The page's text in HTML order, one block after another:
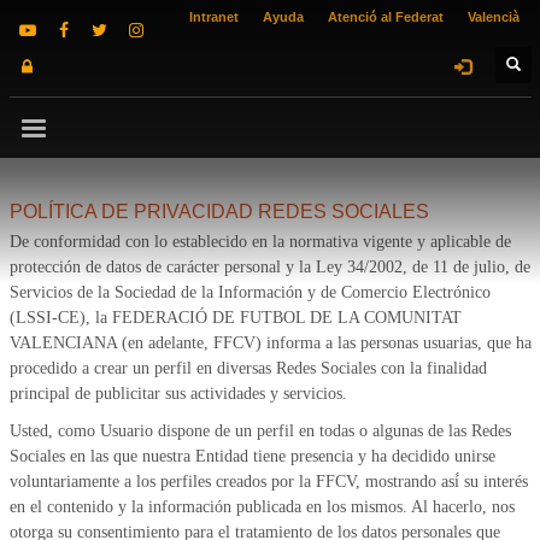
Intranet Ayuda Atenció al Federat Valencià
POLÍTICA DE PRIVACIDAD REDES SOCIALES
De conformidad con lo establecido en la normativa vigente y aplicable de
protección de datos de carácter personal y la Ley 34/2002, de 11 de julio, de
Servicios de la Sociedad de la Información y de Comercio Electrónico
(LSSI-CE), la FEDERACIÓ DE FUTBOL DE LA COMUNITAT
VALENCIANA (en adelante, FFCV) informa a las personas usuarias, que ha
procedido a crear un perfil en diversas Redes Sociales con la finalidad
principal de publicitar sus actividades y servicios.
Usted, como Usuario dispone de un perfil en todas o algunas de las Redes
Sociales en las que nuestra Entidad tiene presencia y ha decidido unirse
voluntariamente a los perfiles creados por la FFCV, mostrando así́ su interés
en el contenido y la información publicada en los mismos. Al hacerlo, nos
otorga su consentimiento para el tratamiento de los datos personales que